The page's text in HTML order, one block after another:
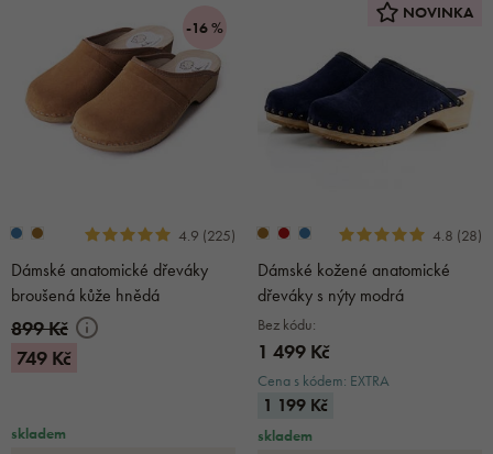
-16 %
4.9 (225)
Dámské anatomické dřeváky
broušená kůže hnědá
899 Kč
749 Kč
skladem
NOVINKA
4.8 (28)
Dámské kožené anatomické
dřeváky s nýty modrá
Bez kódu:
1 499 Kč
Cena s kódem: EXTRA
1 199 Kč
skladem